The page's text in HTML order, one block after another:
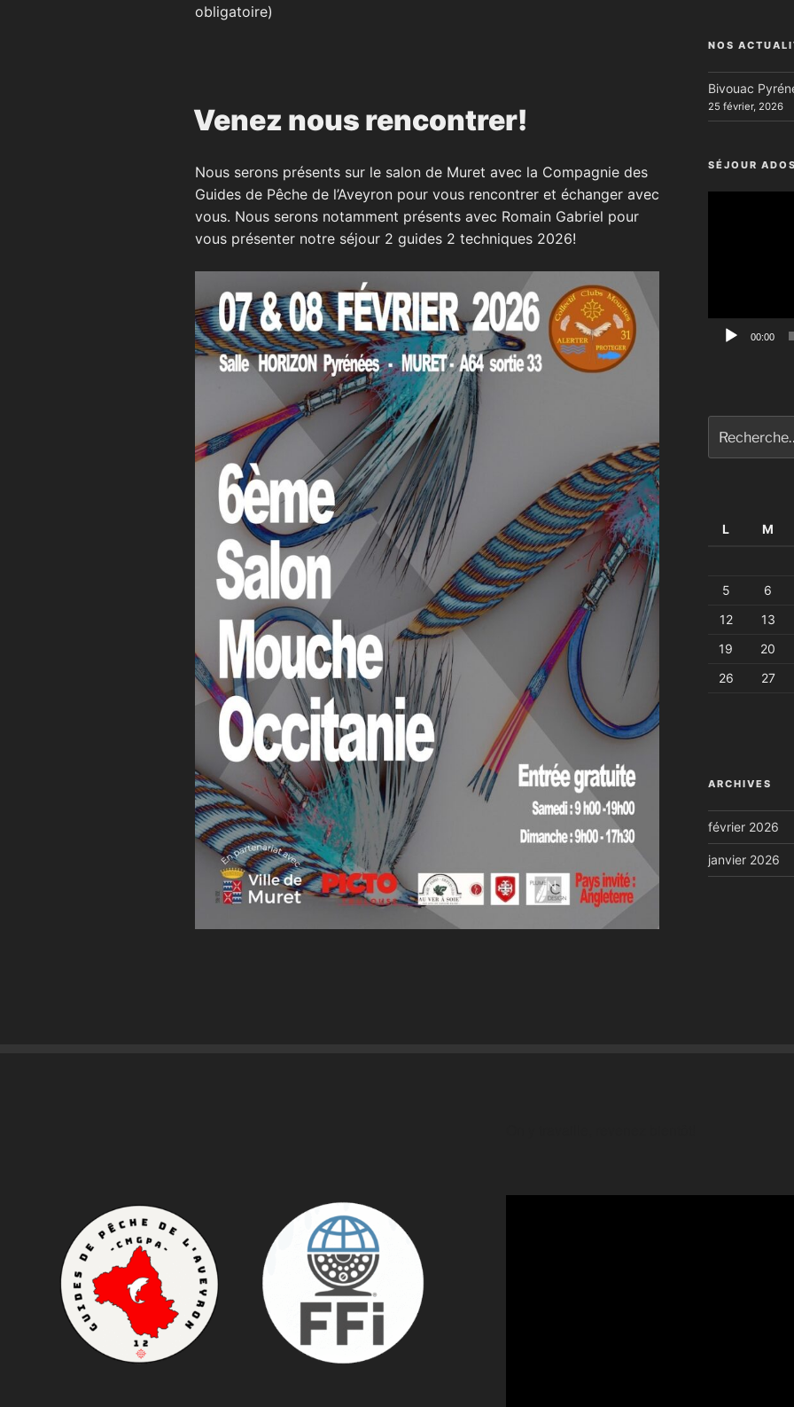
obligatoire)
Venez nous rencontrer!
Nous serons présents sur le salon de Muret avec la Compagnie des
Guides de Pêche de l’Aveyron pour vous rencontrer et échanger avec
vous. Nous serons notamment présents avec Romain Gabriel pour
vous présenter notre séjour 2 guides 2 techniques 2026!
moment avec
NOS
Bivouac
25 février, 2026
SÉJOUR ADOS
00:00
pour
:
L
M
5
6
12
13
19
20
26
27
ARCHIVES
février 2026
janvier 2026